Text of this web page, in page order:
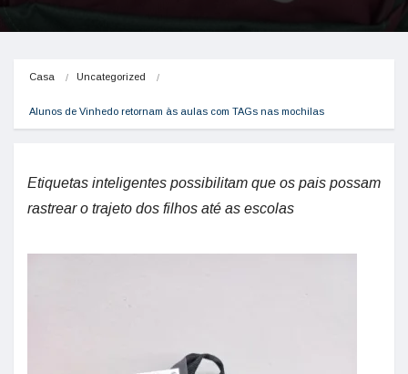
Casa Uncategorized
Alunos de Vinhedo retornam às aulas com TAGs nas mochilas
Etiquetas inteligentes possibilitam que os pais possam
rastrear o trajeto dos filhos até as escolas